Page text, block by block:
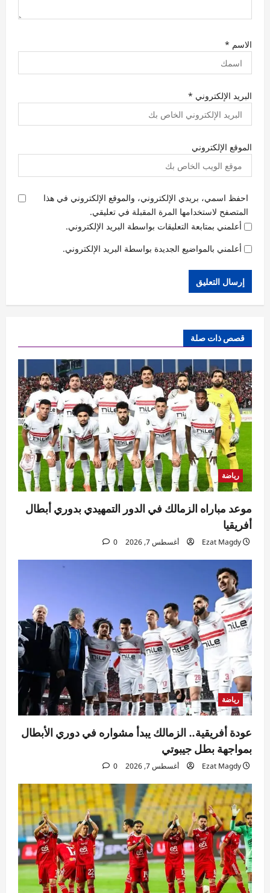
الاسم *
البريد الإلكتروني *
الموقع الإلكتروني
احفظ اسمي، بريدي الإلكتروني، والموقع الإلكتروني في هذا
المتصفح لاستخدامها المرة المقبلة في تعليقي.
أعلمني بمتابعة التعليقات بواسطة البريد الإلكتروني.
أعلمني بالمواضيع الجديدة بواسطة البريد الإلكتروني.
قصص ذات صلة
رياضة
موعد مباراه الزمالك في الدور التمهيدي بدوري أبطال
أفريقيا
Ezat Magdy أغسطس 7, 2026 0
رياضة
عودة أفريقية.. الزمالك يبدأ مشواره في دوري الأبطال
بمواجهة بطل جيبوتي
Ezat Magdy أغسطس 7, 2026 0